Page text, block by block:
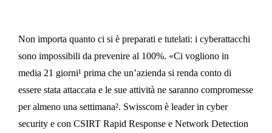
Non importa quanto ci si è preparati e tutelati: i cyberattacchi
sono impossibili da prevenire al 100%. «Ci vogliono in
media 21 giorni¹ prima che un’azienda si renda conto di
essere stata attaccata e le sue attività ne saranno compromesse
per almeno una settimana². Swisscom è leader in cyber
security e con CSIRT Rapid Response e Network Detection